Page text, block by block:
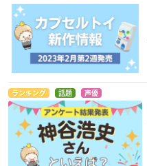
ランキング 話題 声優